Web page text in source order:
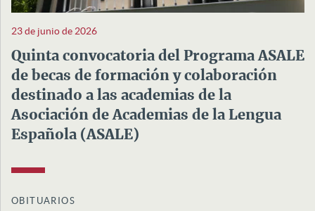
23 de junio de 2026
Quinta convocatoria del Programa ASALE
de becas de formación y colaboración
destinado a las academias de la
Asociación de Academias de la Lengua
Española (ASALE)
OBITUARIOS